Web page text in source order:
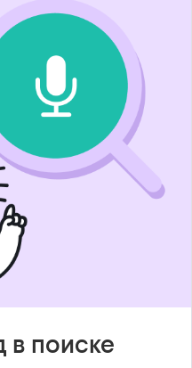
в поиске